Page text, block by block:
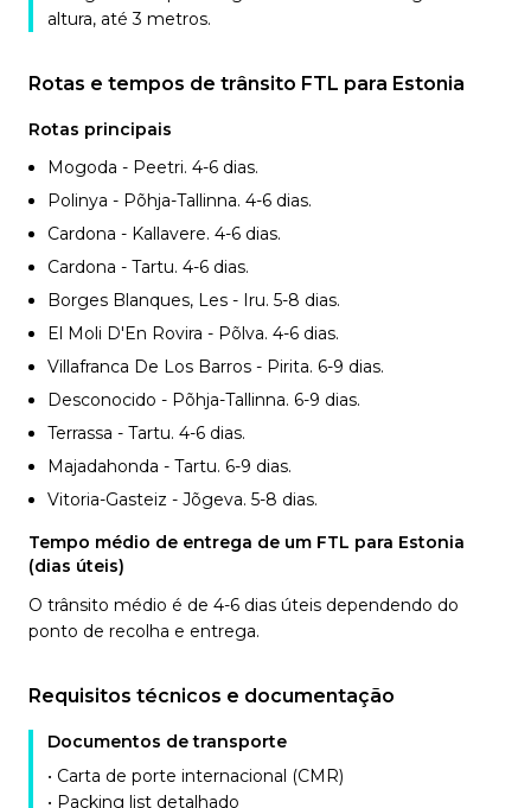
altura, até 3 metros.
Rotas e tempos de trânsito FTL para Estonia
Rotas principais
Mogoda - Peetri. 4-6 dias.
Polinya - Põhja-Tallinna. 4-6 dias.
Cardona - Kallavere. 4-6 dias.
Cardona - Tartu. 4-6 dias.
Borges Blanques, Les - Iru. 5-8 dias.
El Moli D'En Rovira - Põlva. 4-6 dias.
Villafranca De Los Barros - Pirita. 6-9 dias.
Desconocido - Põhja-Tallinna. 6-9 dias.
Terrassa - Tartu. 4-6 dias.
Majadahonda - Tartu. 6-9 dias.
Vitoria-Gasteiz - Jõgeva. 5-8 dias.
Tempo médio de entrega de um FTL para Estonia
(dias úteis)
O trânsito médio é de 4-6 dias úteis dependendo do
ponto de recolha e entrega.
Requisitos técnicos e documentação
Documentos de transporte
• Carta de porte internacional (CMR)
• Packing list detalhado